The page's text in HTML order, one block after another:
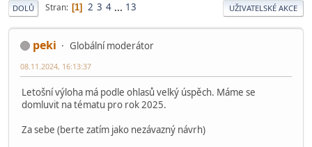
DOLŮ Stran 1 2 3 4 ... 13 UŽIVATELSKÉ AKCE
peki Globální moderátor
08.11.2024, 16:13:37
Letošní výloha má podle ohlasů velký úspěch. Máme se
domluvit na tématu pro rok 2025.
Za sebe (berte zatím jako nezávazný návrh)